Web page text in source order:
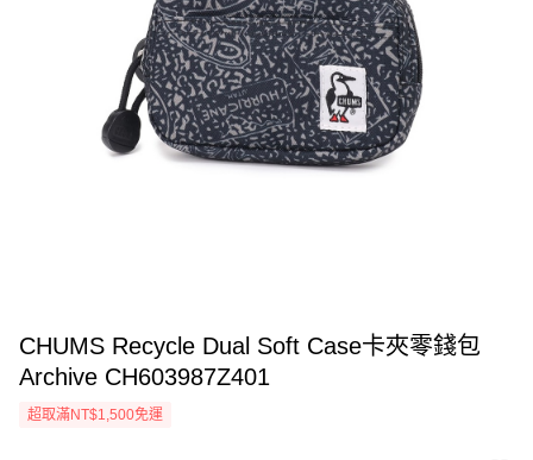
CHUMS Recycle Dual Soft Case卡夾零錢包
Archive CH603987Z401
超取滿NT$1,500免運